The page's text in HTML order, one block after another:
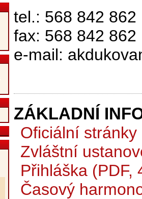
tel.: 568 842 862
fax: 568 842 862
e-mail:
ZÁKLADNÍ
Oficiální stránky
Zvláštní
Přihláška (PDF,
Časový